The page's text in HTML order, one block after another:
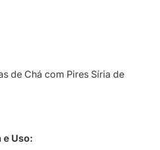
de Chá com Pires Síria de
e Uso: